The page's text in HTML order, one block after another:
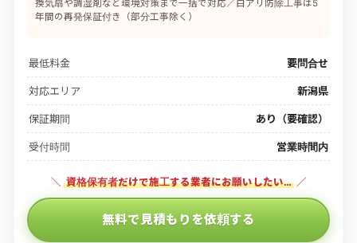
換気扇や調湿剤など環境対策まで一括で対応／白アリ防除工事は5
年間の再発保証付き（部分工事除く）
最低料金 要問合せ
対応エリア 新潟県
保証期間 あり（要確認）
受付時間 営業時間内
＼ 資格保有者だけで施工する業者にお願いしたい… ／
無料で見積もりを依頼する